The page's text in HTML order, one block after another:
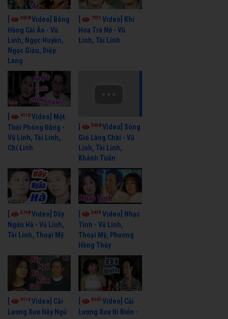
9058Video] Bông
Hồng Cài Áo - Vũ
Linh, Ngọc Huyền,
Ngọc Giàu, Diệp
Lang
7351Video] Khi
Hoa Trà Nở - Vũ
Linh, Tài Linh
4110Video] Một
Thời Phóng Đãng -
Vũ Linh, Tài Linh,
Chí Linh
3658Video] Sóng
Gió Làng Chài - Vũ
Linh, Tài Linh,
Khánh Tuấn
3768Video] Dãy
Ngân Hà - Vũ Linh,
Tài Linh, Thoại Mỹ
3439Video] Nhạc
Tình - Vũ Linh,
Thoại Mỹ, Phương
Hồng Thủy
4114Video] Cải
Lương Xưa Hãy Ngủ
3965Video] Cải
Lương Xưa Đi Biển -